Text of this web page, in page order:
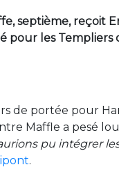
septième, reçoit
pour les
de portée pour
Maffle a pesé
pu intégrer
.